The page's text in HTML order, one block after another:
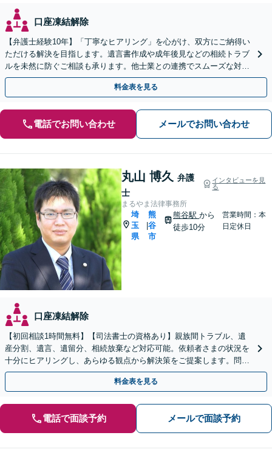
口座凍結解除
【弁護士経験10年】「丁寧なヒアリング」を心がけ、双方にご納得い
ただける解決を目指します。遺言書作成や成年後見などの相続トラブ
ルを未然に防ぐご相談も承ります。他士業との連携でスムーズな対処
が可能です
料金表を見る
電話でお問い合わせ メールでお問い合わせ
丸山 博久 弁護
士
インタビューを見
る
まるやま法律事務所
埼
玉
県
熊
谷
市
熊谷駅 から
徒歩10分
営業時間：本
日定休日
口座凍結解除
【初回相談1時間無料】【司法書士の資格あり】親族間トラブル、遺
産分割、遺言、遺留分、相続放棄など対応可能。依頼者さまの状況を
十分にヒアリングし、あらゆる観点から解決策をご提案します。問題
が複雑化する前にご相談ください。【熊谷駅徒歩10分】
料金表を見る
電話で面談予約 メールで面談予約